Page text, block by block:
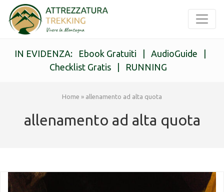
IN EVIDENZA: Ebook Gratuiti AudioGuide
Checklist Gratis| RUNNING
Home » allenamento ad alta quota
allenamento ad alta quota